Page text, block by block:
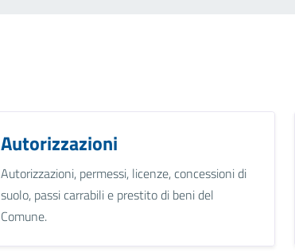
Autorizzazioni
Autorizzazioni, permessi, licenze, concessioni di
suolo, passi carrabili e prestito di beni del
Comune.